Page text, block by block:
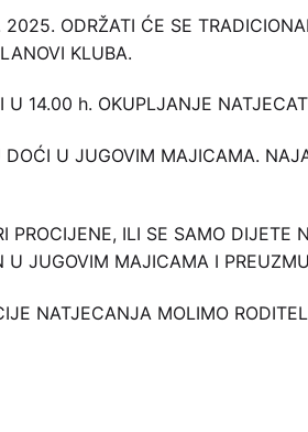
2025. ODRŽATI ĆE SE
KLUBA.
U 14.00 h. OKUPLJANJE
DOĆI U JUGOVIM MAJICAMA.
PROCIJENE, ILI SE SAMO
JUGOVIM MAJICAMA I
NATJECANJA MOLIMO